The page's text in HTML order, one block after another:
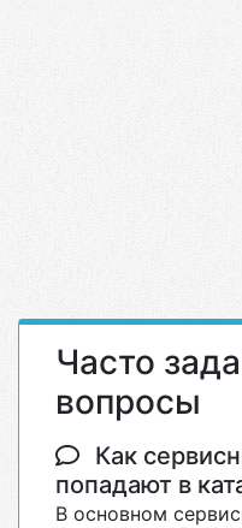
Часто
вопросы
Как
попадают в
В основном